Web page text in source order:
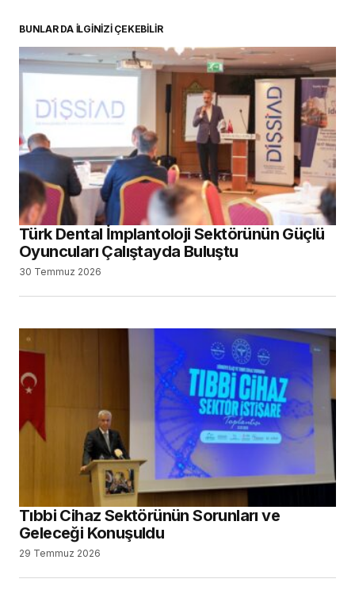
BUNLAR DA İLGİNİZİ ÇEKEBİLİR
Türk Dental İmplantoloji Sektörünün Güçlü
Oyuncuları Çalıştayda Buluştu
30 Temmuz 2026
Tıbbi Cihaz Sektörünün Sorunları ve
Geleceği Konuşuldu
29 Temmuz 2026